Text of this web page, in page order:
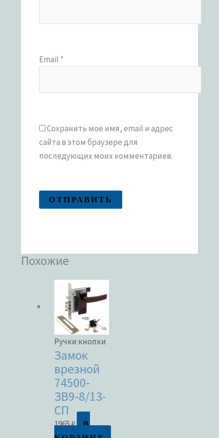
Email *
Сохранить моё имя, email и адрес
сайта в этом браузере для
последующих моих комментариев.
Похожие
Ручки кнопки
Замок
врезной
74500-
ЗВ9-8/13-
СП
1965₽
В